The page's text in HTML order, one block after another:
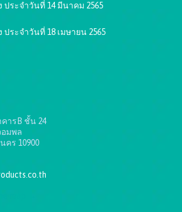
ระจำวันที่ 14 มีนาคม 2565
ระจำวันที่ 18 เมษายน 2565
คารB ชั้น 24
มพล
คร 10900